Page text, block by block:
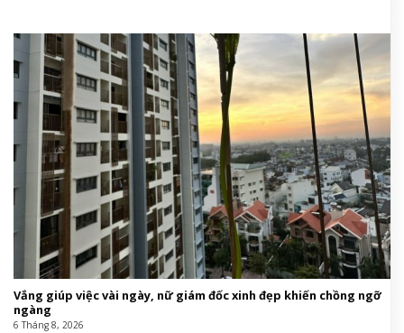
Vắng giúp việc vài ngày, nữ giám đốc xinh đẹp khiến chồng ngỡ
ngàng
6 Tháng 8, 2026